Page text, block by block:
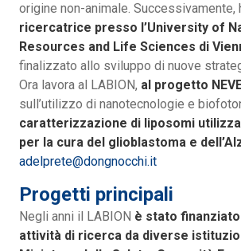
origine non-animale. Successivamente,
ricercatrice presso l’University of
Resources and Life Sciences di
finalizzato allo sviluppo di nuove
Ora lavora al LABION, al progetto
sull’utilizzo di nanotecnologie e
caratterizzazione di liposomi
per la cura del glioblastoma e
adelprete@dongnocchi.it
Progetti principali
Negli anni il LABION è stato
attività di ricerca da diverse